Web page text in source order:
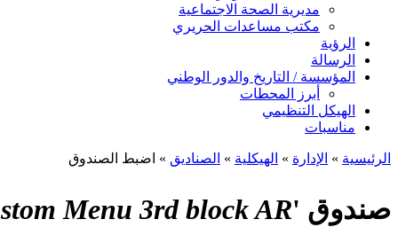
مديرية الصحة الاجتماعية
مكتب مساعدات الحريري
الرؤية
الرسالة
المؤسسة / التاريخ والدور الوطني
أبرز المحطات
الهيكل التنظيمي
مناسبات
الرئيسية » الإدارة » الهيكلية » الصناديق » اضبط الصندوق
صندوق 'Menu 3rd block AR